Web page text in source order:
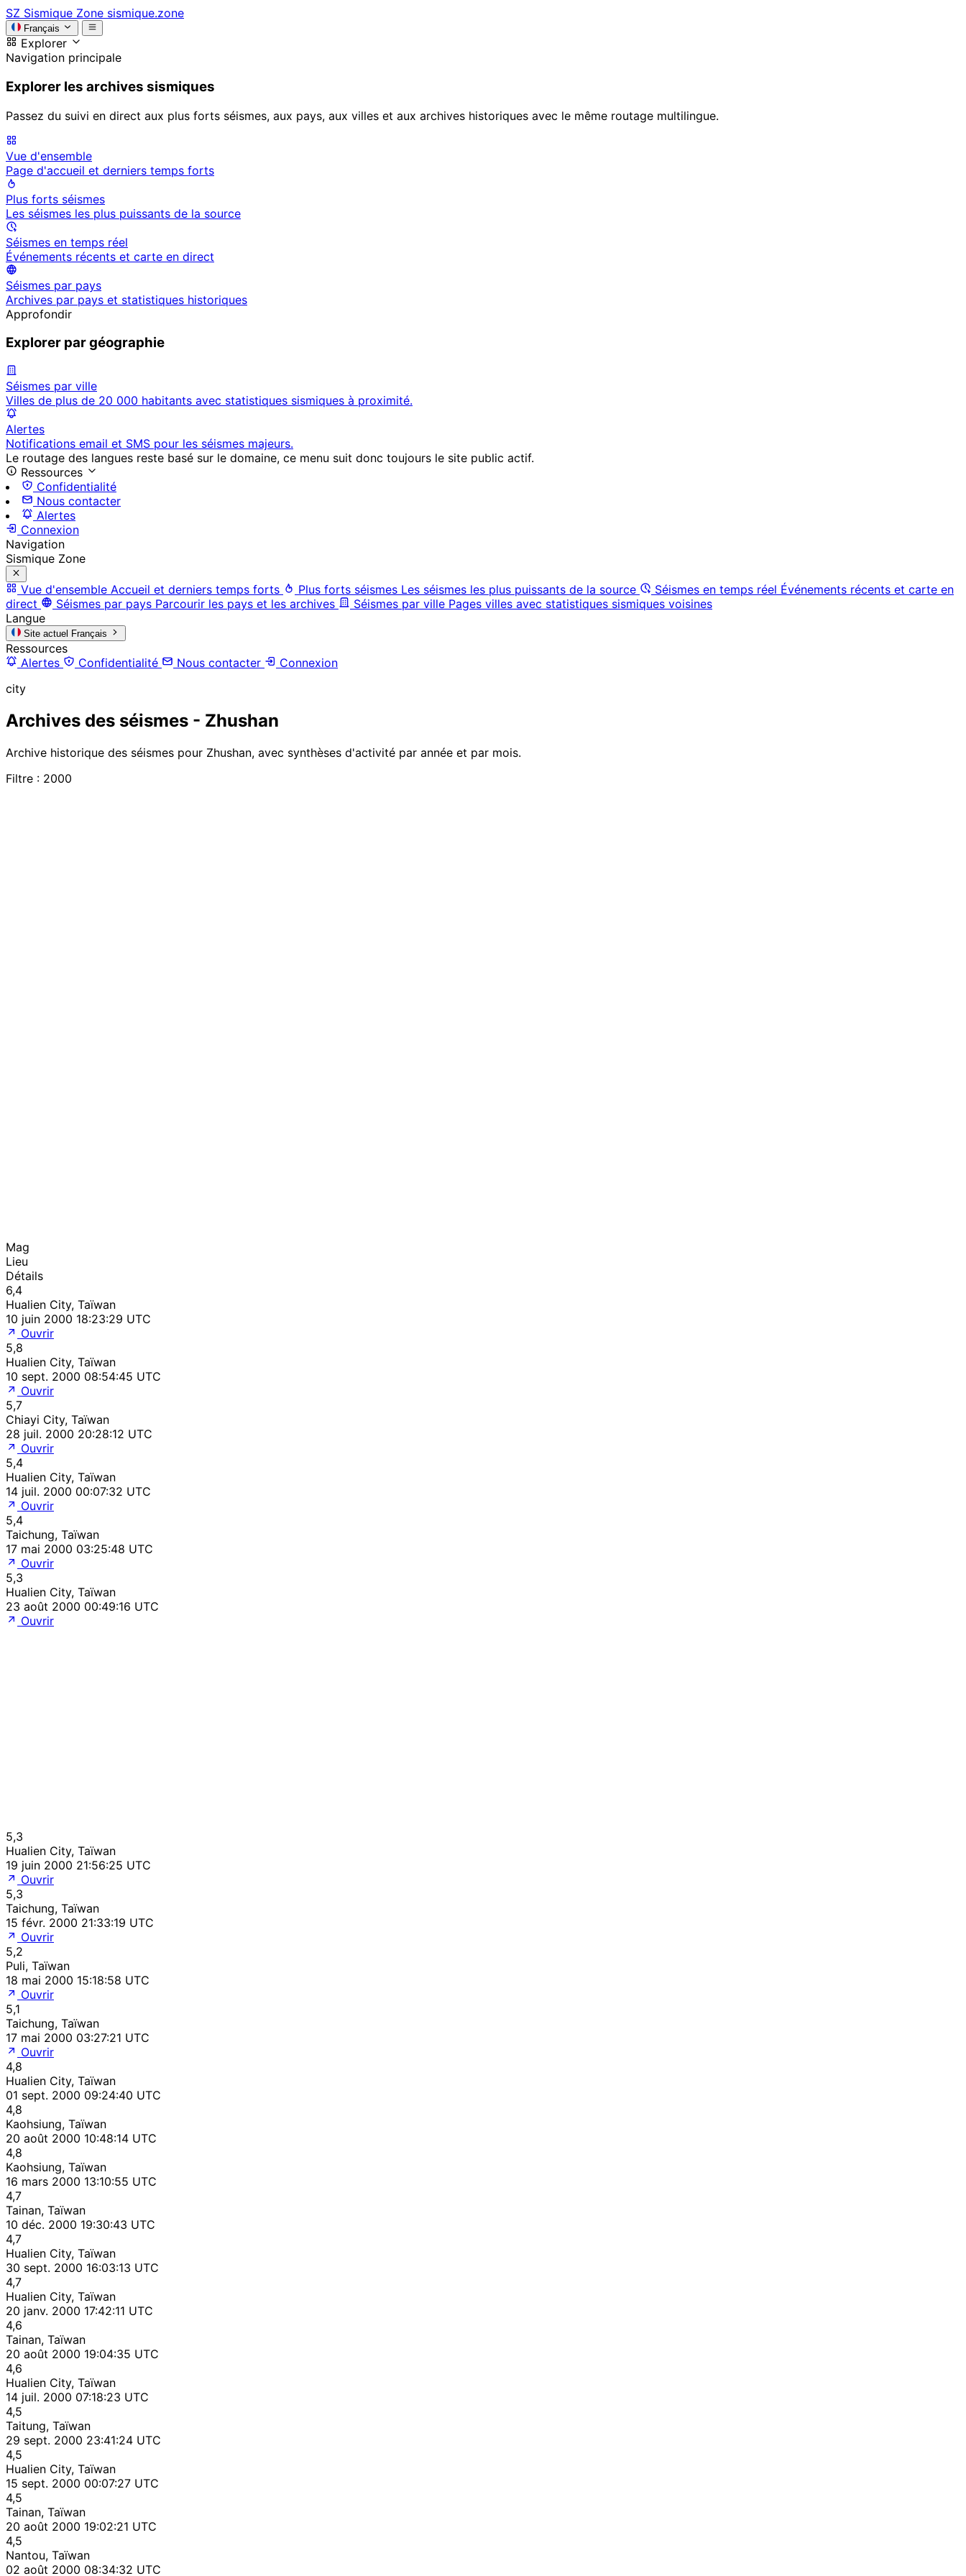
SZ Sismique Zone sismique.zone
Français
Explorer
Navigation principale
Explorer les archives sismiques
Passez du suivi en direct aux plus forts séismes, aux pays, aux villes et aux archives historiques avec le même routage multilingue.
Vue d'ensemble
Page d'accueil et derniers temps forts
Plus forts séismes
Les séismes les plus puissants de la source
Séismes en temps réel
Événements récents et carte en direct
Séismes par pays
Archives par pays et statistiques historiques
Approfondir
Explorer par géographie
Séismes par ville
Villes de plus de 20 000 habitants avec statistiques sismiques à proximité.
Alertes
Notifications email et SMS pour les séismes majeurs.
Le routage des langues reste basé sur le domaine, ce menu suit donc toujours le site public actif.
Ressources
Confidentialité
Nous contacter
Alertes
Connexion
Navigation
Sismique Zone
Vue d'ensemble Accueil et derniers temps forts Plus forts séismes Les séismes les plus puissants de la source Séismes en temps réel Événements récents et carte en
direct
Séismes par pays Parcourir les pays et les archives Séismes par ville Pages villes avec statistiques sismiques voisines
Langue
Site actuel Français
Ressources
Alertes
Confidentialité Nous contacter
Connexion
city
Archives des séismes - Zhushan
Archive historique des séismes pour Zhushan, avec synthèses d'activité par année et par mois.
Filtre : 2000
Mag
Lieu
Détails
6,4
Hualien City, Taïwan
10 juin 2000 18:23:29 UTC
Ouvrir
5,8
Hualien City, Taïwan
10 sept. 2000 08:54:45 UTC
Ouvrir
5,7
Chiayi City, Taïwan
28 juil. 2000 20:28:12 UTC
Ouvrir
5,4
Hualien City, Taïwan
14 juil. 2000 00:07:32 UTC
Ouvrir
5,4
Taichung, Taïwan
17 mai 2000 03:25:48 UTC
Ouvrir
5,3
Hualien City, Taïwan
23 août 2000 00:49:16 UTC
Ouvrir
5,3
Hualien City, Taïwan
19 juin 2000 21:56:25 UTC
Ouvrir
5,3
Taichung, Taïwan
15 févr. 2000 21:33:19 UTC
Ouvrir
5,2
Puli, Taïwan
18 mai 2000 15:18:58 UTC
Ouvrir
5,1
Taichung, Taïwan
17 mai 2000 03:27:21 UTC
Ouvrir
4,8
Hualien City, Taïwan
01 sept. 2000 09:24:40 UTC
4,8
Kaohsiung, Taïwan
20 août 2000 10:48:14 UTC
4,8
Kaohsiung, Taïwan
16 mars 2000 13:10:55 UTC
4,7
Tainan, Taïwan
10 déc. 2000 19:30:43 UTC
4,7
Hualien City, Taïwan
30 sept. 2000 16:03:13 UTC
4,7
Hualien City, Taïwan
20 janv. 2000 17:42:11 UTC
4,6
Tainan, Taïwan
20 août 2000 19:04:35 UTC
4,6
Hualien City, Taïwan
14 juil. 2000 07:18:23 UTC
4,5
Taitung, Taïwan
29 sept. 2000 23:41:24 UTC
4,5
Hualien City, Taïwan
15 sept. 2000 00:07:27 UTC
4,5
Tainan, Taïwan
20 août 2000 19:02:21 UTC
4,5
Nantou, Taïwan
02 août 2000 08:34:32 UTC